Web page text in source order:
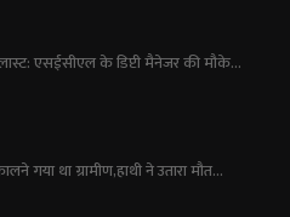
एसईसीएल के डिप्टी मैनेजर की मौके...
गया था ग्रामीण,हाथी ने उतारा मौत...